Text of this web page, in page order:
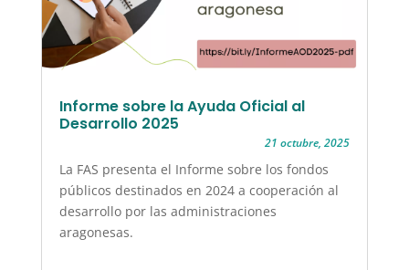
Informe sobre la Ayuda Oficial al
Desarrollo 2025
21 octubre, 2025
La FAS presenta el Informe sobre los fondos
públicos destinados en 2024 a cooperación al
desarrollo por las administraciones
aragonesas.